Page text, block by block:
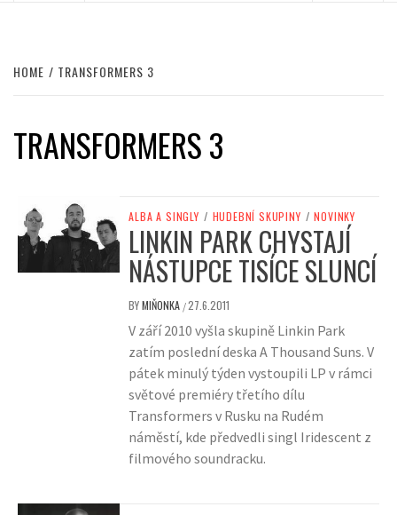
HOME TRANSFORMERS 3
TRANSFORMERS 3
ALBA A SINGLY / HUDEBNÍ SKUPINY / NOVINKY
LINKIN PARK CHYSTAJÍ
NÁSTUPCE TISÍCE SLUNCÍ
BYMIŇONKA /27.6.2011
V září 2010 vyšla skupině Linkin Park
zatím poslední deska A Thousand Suns. V
pátek minulý týden vystoupili LP v rámci
světové premiéry třetího dílu
Transformers v Rusku na Rudém
náměstí, kde předvedli singl Iridescent z
filmového soundracku.